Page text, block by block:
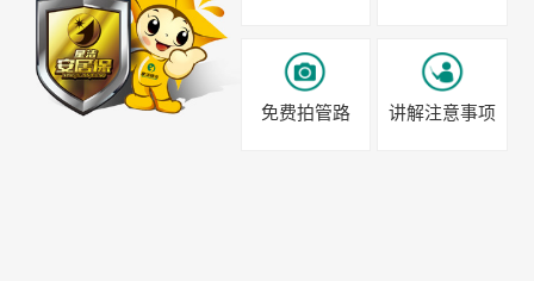
免费拍管路 讲解注意事项